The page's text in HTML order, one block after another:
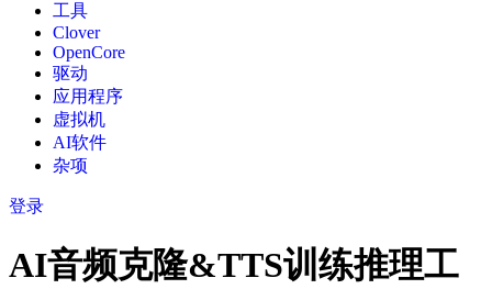
工具
Clover
OpenCore
驱动
应用程序
虚拟机
AI软件
杂项
登录
AI音频克隆&TTS训练推理工